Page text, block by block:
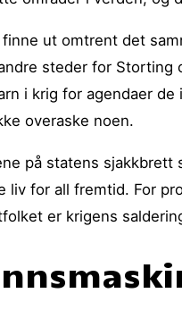
ut omtrent det
steder for Storting
i krig for agendaer
overaske noen.
på statens
liv for all fremtid. For
er krigens